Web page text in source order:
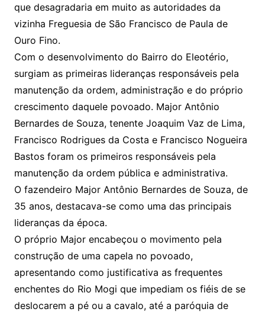
que desagradaria em muito as autoridades da
vizinha Freguesia de São Francisco de Paula de
Ouro Fino.
Com o desenvolvimento do Bairro do Eleotério,
surgiam as primeiras lideranças responsáveis pela
manutenção da ordem, administração e do próprio
crescimento daquele povoado. Major Antônio
Bernardes de Souza, tenente Joaquim Vaz de Lima,
Francisco Rodrigues da Costa e Francisco Nogueira
Bastos foram os primeiros responsáveis pela
manutenção da ordem pública e administrativa.
O fazendeiro Major Antônio Bernardes de Souza, de
35 anos, destacava-se como uma das principais
lideranças da época.
O próprio Major encabeçou o movimento pela
construção de uma capela no povoado,
apresentando como justificativa as frequentes
enchentes do Rio Mogi que impediam os fiéis de se
deslocarem a pé ou a cavalo, até a paróquia de